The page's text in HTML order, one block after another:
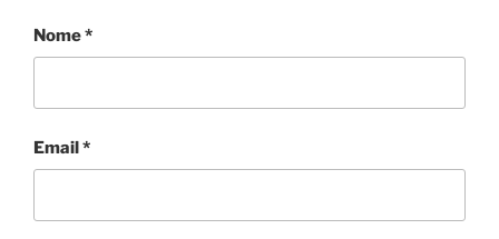
Nome*
Email*